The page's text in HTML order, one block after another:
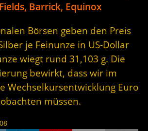
Barrick, Equinox
Börsen geben den Preis
je Feinunze in US-Dollar
wiegt rund 31,103 g. Die
bewirkt, dass wir im
Wechselkursentwicklung Euro
müssen.